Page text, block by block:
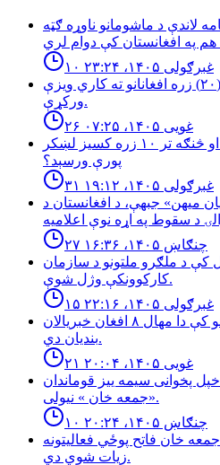
لاندې د ماشومانو ناوړه ګټه
۱۰ غبرګولی ۱۴۰۵، ۲۳:۲۴
تركيې د مالدارۍ په برخه كې (٢٠) زره افغانانو ته كاري ويزې
وركړې.
۲۶ غویی ۱۴۰۵، ۰۷:۲۵
جمعه خان فاتح څوک دی او څنګه تر ۱۰ زره کسیز لښکر
پورې ورسېد؟
۳۱ غبرګولی ۱۴۰۵، ۱۹:۱۲
میهن» جبهې، د افغانستان د
۲۷ چنګاښ ۱۴۰۵، ۱۶:۳۶
کې د ملګرو ملتونو د سازمان
کارکوونکې وژل شوې.
۱۵ غبرګولی ۱۴۰۵، ۲۲:۱۶
امسو: د طالبانو په زندانونو كې دا مهال ٨ افغان خبريالان
بنديان دي.
۲۱ غویی ۱۴۰۵، ۲۰:۰۴
پخوانى سيمه ييز قوماندان
«جمعه خان » نيولى.
۱۰ چنګاښ ۱۴۰۵، ۲۰:۲۴
خان فاتح پوځي فعالیتونه
زیات شوي دي.